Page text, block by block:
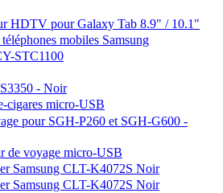
HDTV pour Galaxy Tab 8.9" / 10.1"
mobiles Samsung
STC1100
- Noir
cigares micro-USB
pour SGH-P260 et SGH-G600 -
de voyage micro-USB
Samsung CLT-K4072S Noir
Samsung CLT-K4072S Noir